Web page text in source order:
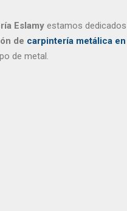
Eslamy estamos
de carpintería metálica
de metal.